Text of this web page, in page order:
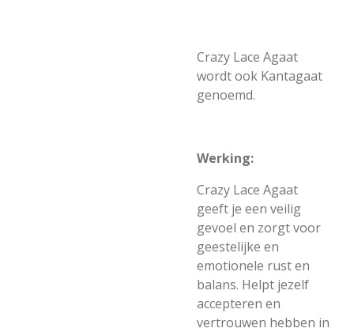
Crazy Lace Agaat
wordt ook Kantagaat
genoemd.
Werking:
Crazy Lace Agaat
geeft je een veilig
gevoel en zorgt voor
geestelijke en
emotionele rust en
balans. Helpt jezelf
accepteren en
vertrouwen hebben in